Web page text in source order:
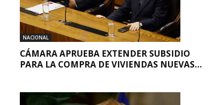
NACIONAL
CÁMARA APRUEBA EXTENDER SUBSIDIO
PARA LA COMPRA DE VIVIENDAS NUEVAS...